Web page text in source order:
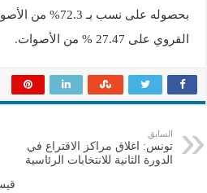
بحصوله على نسب
القروي على 27.47 % من الأصوات.
السابق
تونس: اغلاق مراكز الاقتراع في
الدورة الثانية للانتخابات الرئاسية